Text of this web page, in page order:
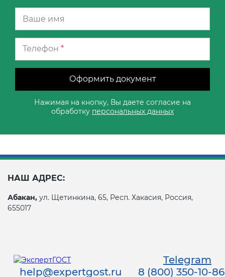
Телефон *
Оформить документ
Нажимая на кнопку, Вы даете согласие на
обработку персональных данных
НАШ АДРЕС:
Абакан, ул. Щетинкина, 65, Респ. Хакасия, Россия,
655017
Telegram
help@expertgost.ru
8 (800) 350-10-86